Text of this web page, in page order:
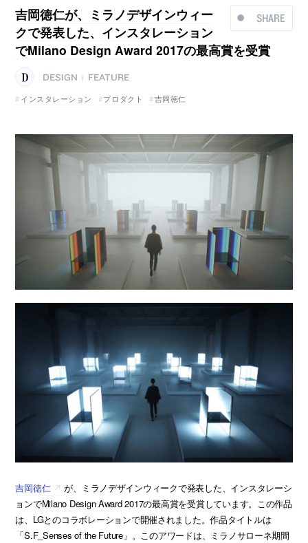
SHARE
吉岡徳仁が、ミラノデザインウィー
クで発表した、インスタレーション
でMilano Design Award 2017の最高賞を受賞
DESIGN
FEATURE
インスタレーション
プロダクト 吉岡徳仁
吉岡徳仁
が、ミラノデザインウィークで発表した、インスタレーシ
ョンでMilano Design Award 2017の最高賞を受賞しています。この作品
は、LGとのコラボレーションで開催されました。作品タイトルは
「S.F_Senses of the Future」。このアワードは、ミラノサローネ期間